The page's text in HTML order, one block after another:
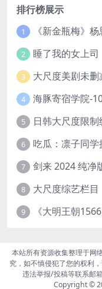
排行榜展示
1
2
3 大尺度美剧未删
4 海豚寄宿学院-
5 日韩大尺度限
6
7
8
9
本站所有资源收集整理于网
究，如不慎侵犯了您的权利
违法举报/投稿等联系邮
Copyright ©